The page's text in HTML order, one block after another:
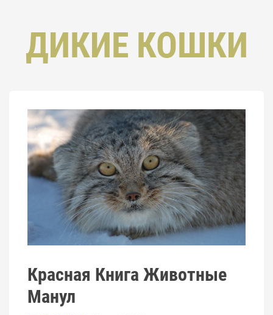
ДИКИЕ КОШКИ
Красная Книга Животные
Манул